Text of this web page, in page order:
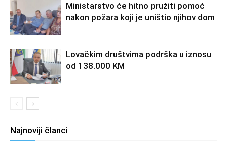
Ministarstvo će hitno pružiti pomoć
nakon požara koji je uništio njihov dom
Lovačkim društvima podrška u iznosu
od 138.000 KM
Najnoviji članci